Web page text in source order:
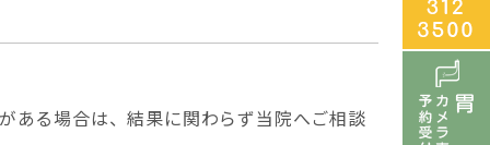
ある場合は、結果に関わらず当院へご相談